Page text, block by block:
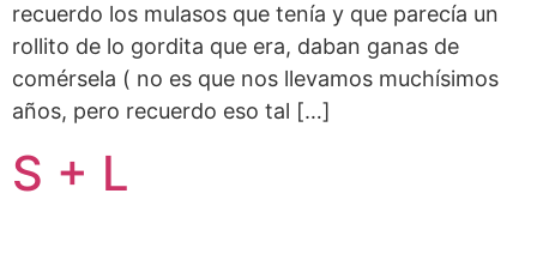
recuerdo los mulasos que tenía y que parecía un
rollito de lo gordita que era, daban ganas de
comérsela ( no es que nos llevamos muchísimos
años, pero recuerdo eso tal […]
S + L